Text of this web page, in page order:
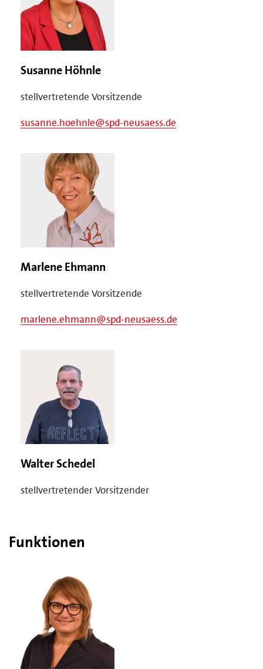
Susanne Höhnle
stellvertretende Vorsitzende
susanne.hoehnle@spd-neusaess.de
Marlene Ehmann
stellvertretende Vorsitzende
marlene.ehmann@spd-neusaess.de
Walter Schedel
stellvertretender Vorsitzender
Funktionen